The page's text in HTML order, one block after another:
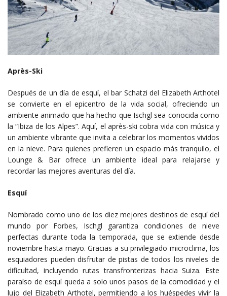
Après-Ski
Después de un día de esquí, el bar Schatzi del Elizabeth Arthotel
se convierte en el epicentro de la vida social, ofreciendo un
ambiente animado que ha hecho que Ischgl sea conocida como
la “Ibiza de los Alpes”. Aquí, el après-ski cobra vida con música y
un ambiente vibrante que invita a celebrar los momentos vividos
en la nieve. Para quienes prefieren un espacio más tranquilo, el
Lounge & Bar ofrece un ambiente ideal para relajarse y
recordar las mejores aventuras del día.
Esquí
Nombrado como uno de los diez mejores destinos de esquí del
mundo por Forbes, Ischgl garantiza condiciones de nieve
perfectas durante toda la temporada, que se extiende desde
noviembre hasta mayo. Gracias a su privilegiado microclima, los
esquiadores pueden disfrutar de pistas de todos los niveles de
dificultad, incluyendo rutas transfronterizas hacia Suiza. Este
paraíso de esquí queda a solo unos pasos de la comodidad y el
lujo del Elizabeth Arthotel, permitiendo a los huéspedes vivir la